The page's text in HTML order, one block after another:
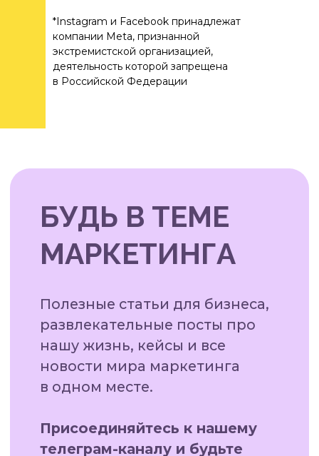
*Instagram и Facebook принадлежат
компании Meta, признанной
экстремистской организацией,
деятельность которой запрещена
в Российской Федерации